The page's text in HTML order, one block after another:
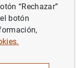
“Rechazar”
botón